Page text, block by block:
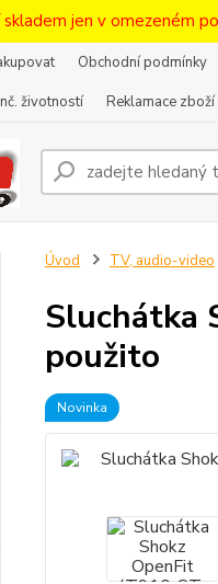
skladem jen v omezeném
Obchodní podmínky
životností Reklamace
Úvod TV, audio-video
Sluchátka
použito
Novinka